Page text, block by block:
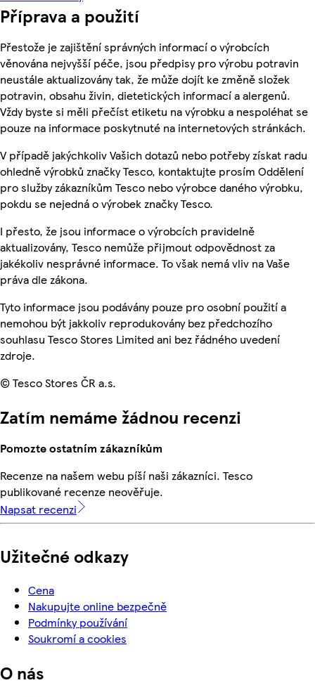
Příprava a použití
Přestože je zajištění správných informací o výrobcích
věnována nejvyšší péče, jsou předpisy pro výrobu potravin
neustále aktualizovány tak, že může dojít ke změně složek
potravin, obsahu živin, dietetických informací a alergenů.
Vždy byste si měli přečíst etiketu na výrobku a nespoléhat se
pouze na informace poskytnuté na internetových stránkách.
V případě jakýchkoliv Vašich dotazů nebo potřeby získat radu
ohledně výrobků značky Tesco, kontaktujte prosím Oddělení
pro služby zákazníkům Tesco nebo výrobce daného výrobku,
pokdu se nejedná o výrobek značky Tesco.
I přesto, že jsou informace o výrobcích pravidelně
aktualizovány, Tesco nemůže přijmout odpovědnost za
jakékoliv nesprávné informace. To však nemá vliv na Vaše
práva dle zákona.
Tyto informace jsou podávány pouze pro osobní použití a
nemohou být jakkoliv reprodukovány bez předchozího
souhlasu Tesco Stores Limited ani bez řádného uvedení
zdroje.
© Tesco Stores ČR a.s.
Zatím nemáme žádnou recenzi
Pomozte ostatním zákazníkům
Recenze na našem webu píší naši zákazníci. Tesco
publikované recenze neověřuje.
Napsat recenzi
Užitečné odkazy
Cena
Nakupujte online bezpečně
Podmínky používání
Soukromí a cookies
O nás